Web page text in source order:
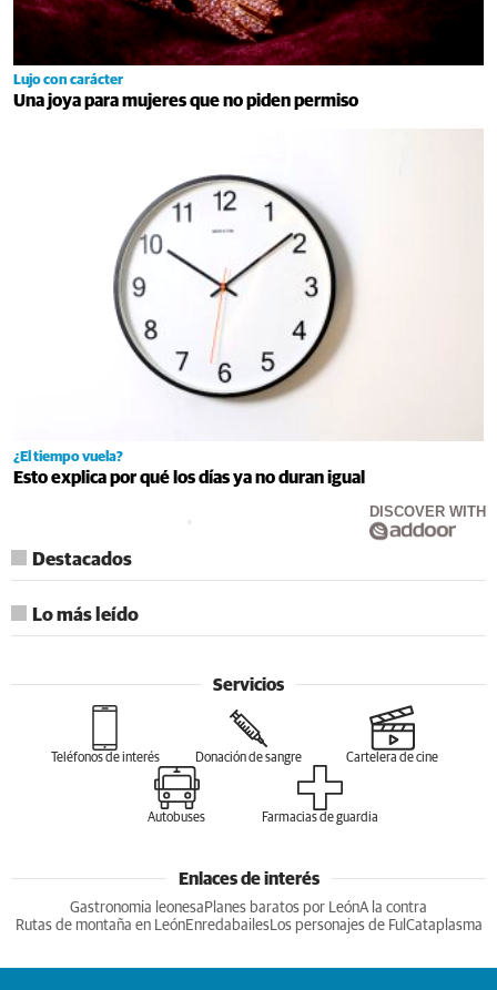
Lujo con carácter
Una joya para mujeres que no piden permiso
¿El tiempo vuela?
Esto explica por qué los días ya no duran igual
DISCOVER WITH
Destacados
Lo más leído
Servicios
Teléfonos de interés Donación de sangre Cartelera de cine
Autobuses Farmacias de guardia
Enlaces de interés
Gastronomia leonesa Planes baratos por LeónA la contra
Rutas de montaña en LeónEnredabailesLos personajes de Ful Cataplasma